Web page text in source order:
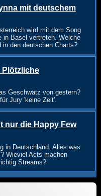
mit deutschem
wird mit dem Song
in Basel vertreten. Welche
in den deutschen Charts?
Plötzliche
Geschwätz von gestern?
Jury 'keine Zeit'.
nur die Happy Few
in Deutschland. Alles was
Wieviel Acts machen
Streams?